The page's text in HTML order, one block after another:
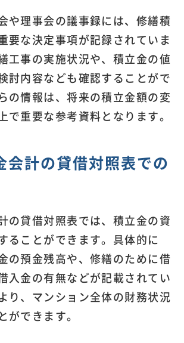
や理事会の議事録には、修繕積
要な決定事項が記録されていま
工事の実施状況や、積立金の値
討内容なども確認することがで
の情報は、将来の積立金額の変
で重要な参考資料となります。
会計の貸借対照表での
の貸借対照表では、積立金の資
ることができます。具体的に
の預金残高や、修繕のために借
入金の有無などが記載されてい
り、マンション全体の財務状況
ができます。